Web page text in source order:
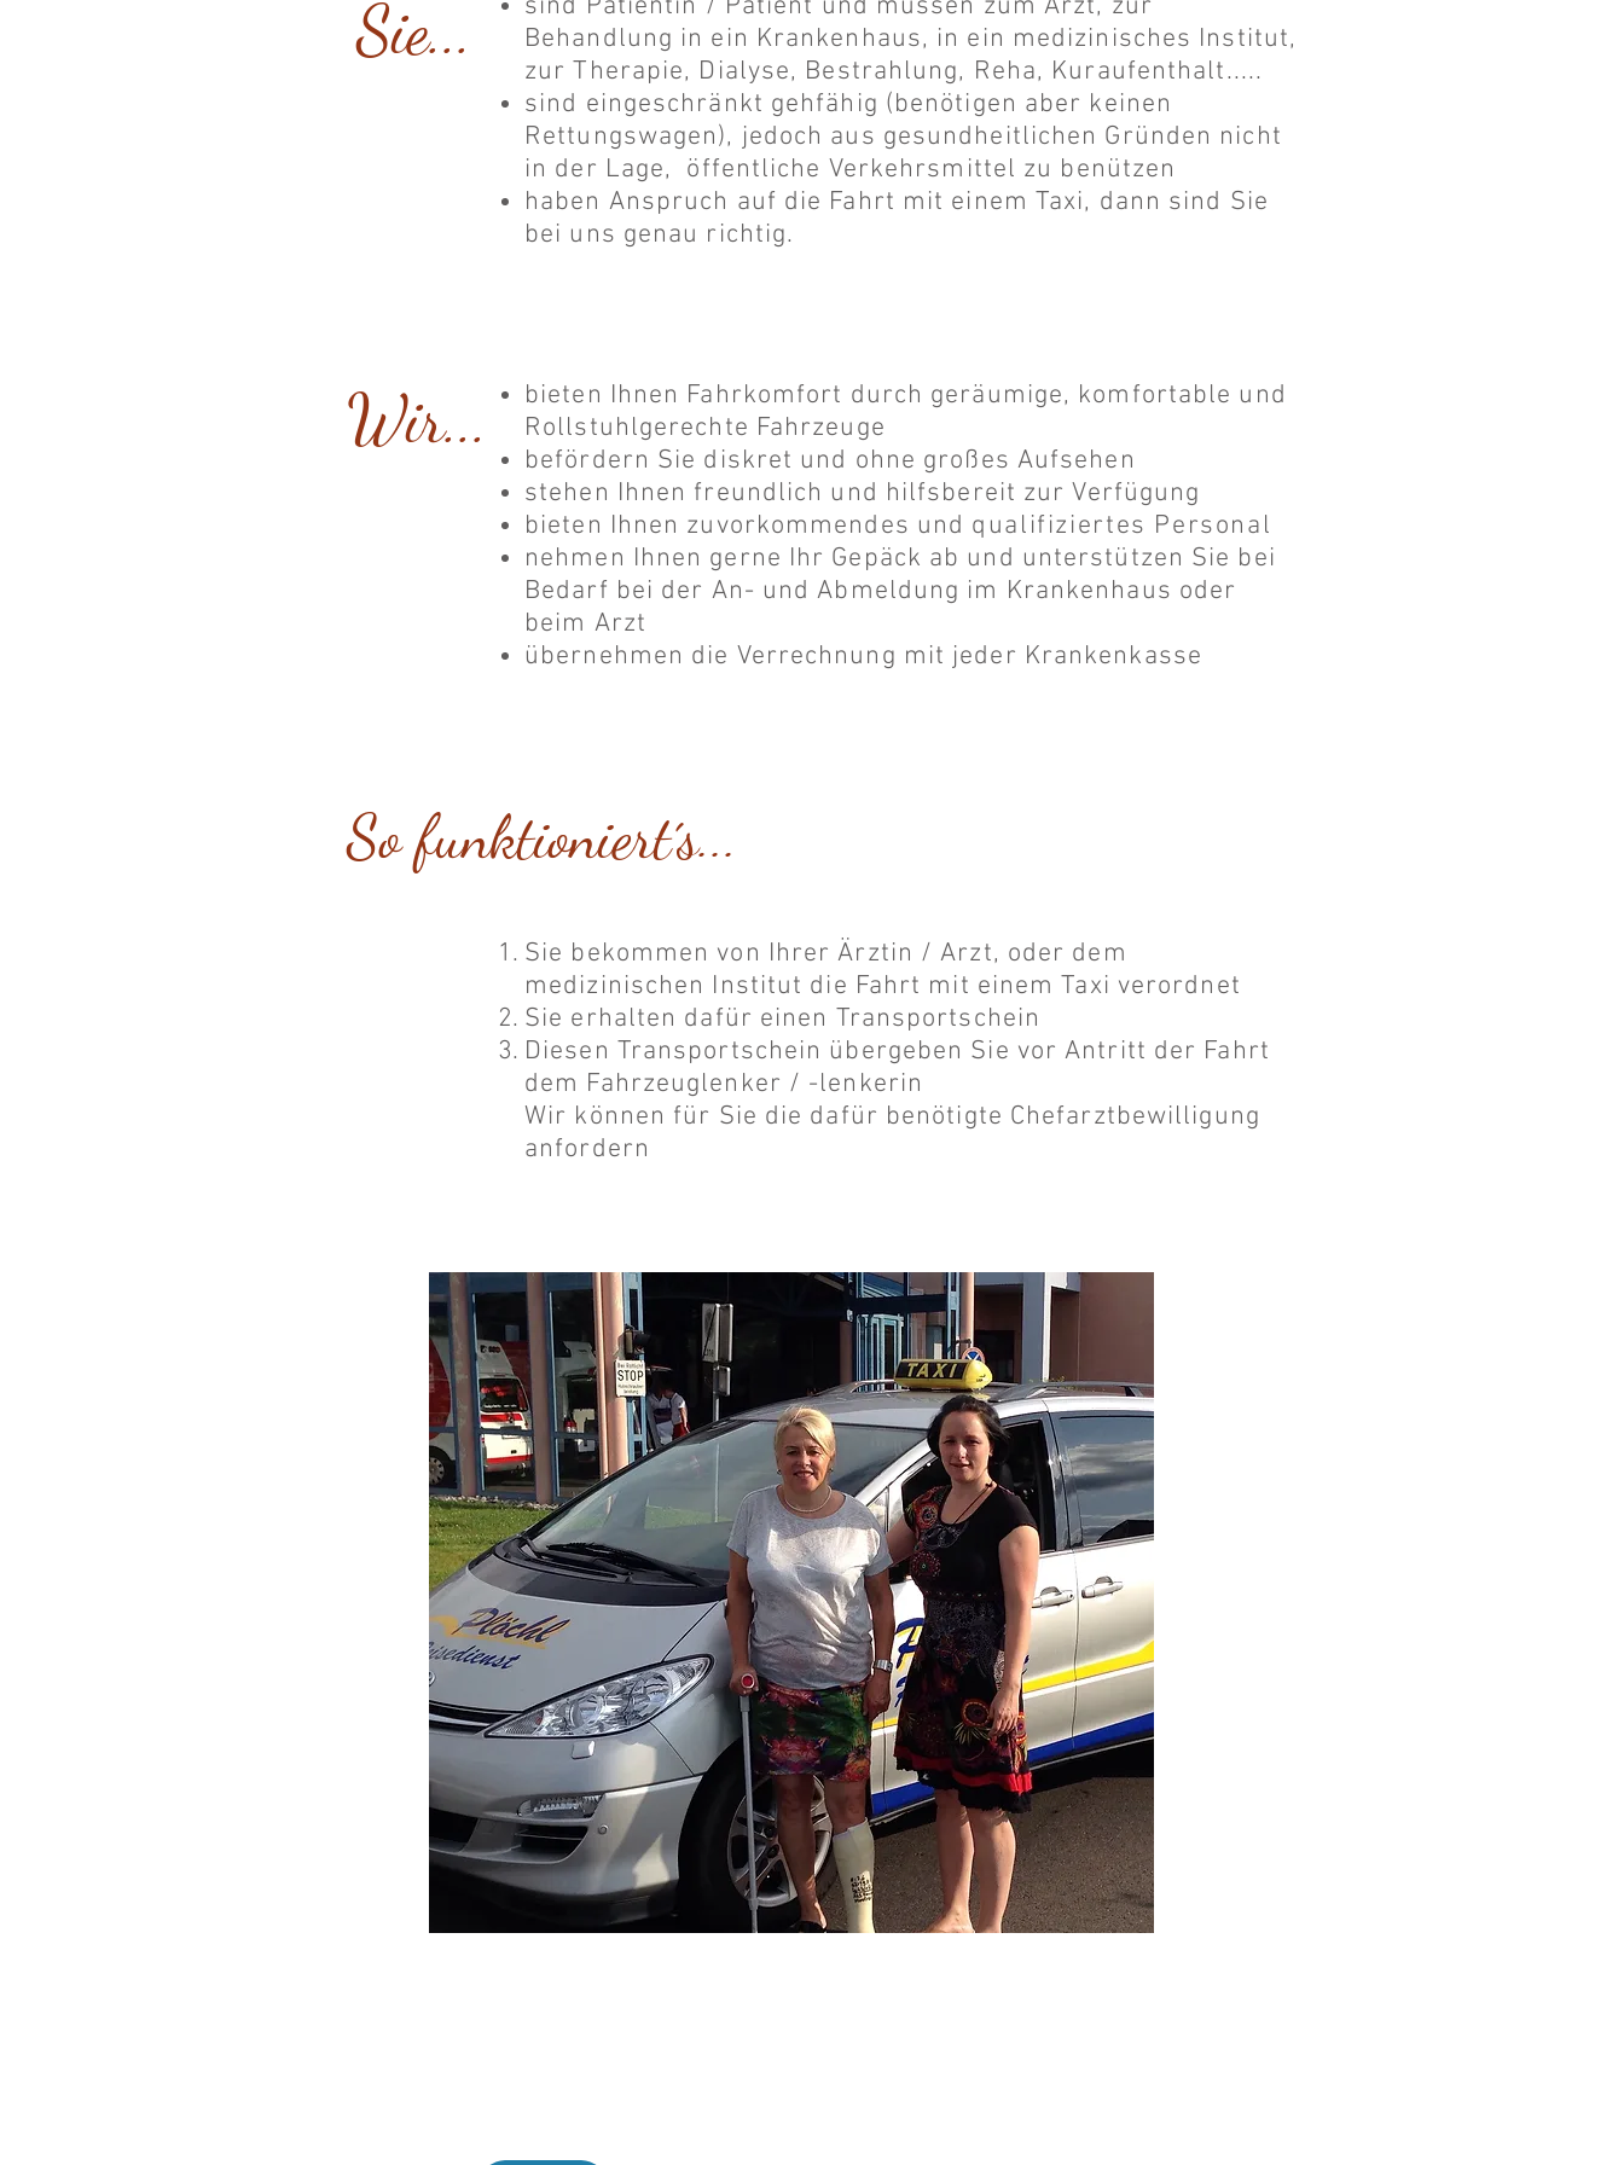
Sie...
sind Patientin / Patient und müssen zum Arzt, zur
Behandlung in ein Krankenhaus, in ein medizinisches Institut,
zur Therapie, Dialyse, Bestrahlung, Reha, Kuraufenthalt.....
sind eingeschränkt gehfähig (benötigen aber keinen
Rettungswagen), jedoch aus gesundheitlichen Gründen nicht
in der Lage, öffentliche Verkehrsmittel zu benützen
haben Anspruch auf die Fahrt mit einem Taxi, dann sind Sie
bei uns genau richtig.
Wir...
bieten Ihnen Fahrkomfort durch geräumige, komfortable und
Rollstuhlgerechte Fahrzeuge
befördern Sie diskret und ohne großes Aufsehen
stehen Ihnen freundlich und hilfsbereit zur Verfügung
bieten Ihnen zuvorkommendes und qualifiziertes Personal
nehmen Ihnen gerne Ihr Gepäck ab und unterstützen Sie bei
Bedarf bei der An- und Abmeldung im Krankenhaus oder
beim Arzt
übernehmen die Verrechnung mit jeder Krankenkasse
So funktioniert´s...
Sie bekommen von Ihrer Ärztin / Arzt, oder dem
medizinischen Institut die Fahrt mit einem Taxi verordnet
Sie erhalten dafür einen Transportschein
Diesen Transportschein übergeben Sie vor Antritt der Fahrt
dem Fahrzeuglenker / -lenkerin
Wir können für Sie die dafür benötigte Chefarztbewilligung
anfordern